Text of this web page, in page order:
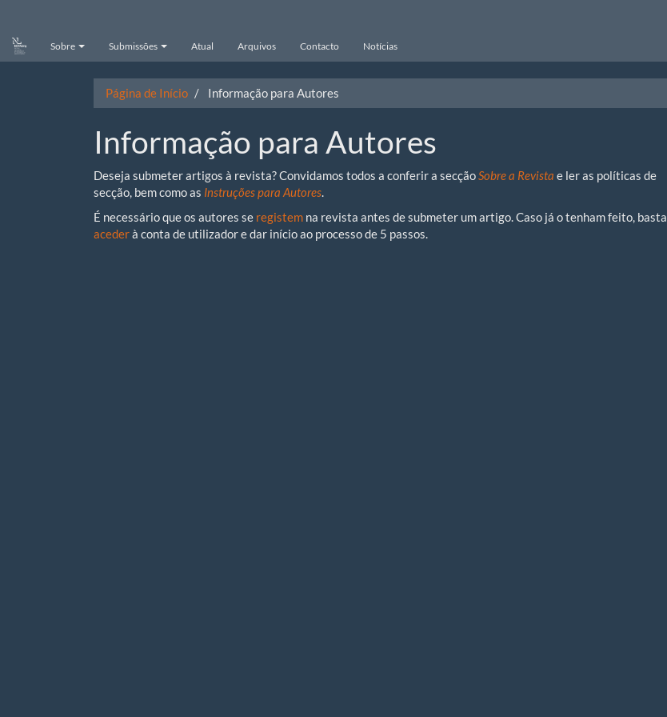
MainSobre Submissões Atual Arquivos Contacto Notícias
Página de Início Informação para Autores
Informação para Autores
Deseja submeter artigos à revista? Convidamos todos a conferir a secção Sobre a Revista e ler as políticas de
secção, bem como as Instruções para Autores
É necessário que os autores se registem na revista antes de submeter um artigo. Caso já o tenham feito, basta
acederà conta de utilizador e dar início ao processo de 5 passos.